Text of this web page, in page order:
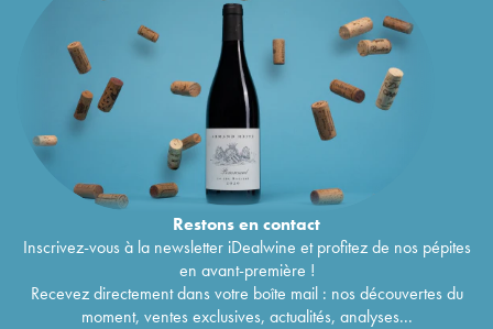
Restons encontact
Inscrivez-vous à la newsletter iDealwine et profitez de nos pépites
en avant-première !
Recevez directement dans votre boîte mail : nos découvertes du
moment, ventes exclusives, actualités, analyses...